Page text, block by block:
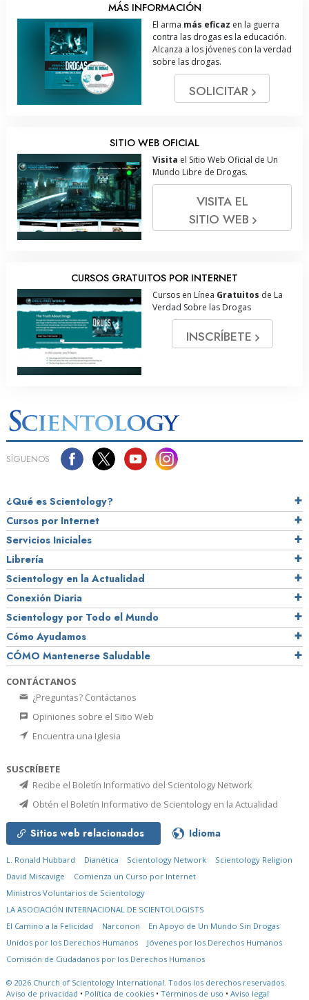
MÁS INFORMACIÓN
El arma más eficaz en la guerra
contra las drogas es la educación.
Alcanza a los jóvenes con la verdad
sobre las drogas.
SOLICITAR
SITIO WEB OFICIAL
Visita el Sitio Web Oficial de Un
Mundo Libre de Drogas.
VISITA EL
SITIO WEB
CURSOS GRATUITOS POR INTERNET
Cursos en Línea Gratuitos de La
Verdad Sobre las Drogas
INSCRÍBETE
SÍGUENOS
¿Qué es Scientology?
Cursos por Internet
Servicios Iniciales
Librería
Scientology en la Actualidad
Conexión Diaria
Scientology por Todo el Mundo
Cómo Ayudamos
CÓMO Mantenerse Saludable
CONTÁCTANOS
¿Preguntas? Contáctanos
Opiniones sobre el Sitio Web
Encuentra una Iglesia
SUSCRÍBETE
Recibe el Boletín Informativo del Scientology Network
Obtén el Boletín Informativo de Scientology en la Actualidad
Sitios web relacionados Idioma
L. Ronald Hubbard Dianética Scientology Network
Scientology Religion
David Miscavige
Comienza un Curso por Internet
Ministros Voluntarios de Scientology
LA ASOCIACIÓN INTERNACIONAL DE SCIENTOLOGISTS
El Camino a la Felicidad
Narconon
En Apoyo de Un Mundo Sin Drogas
Unidos por los Derechos Humanos
Jóvenes por los Derechos Humanos
Comisión de Ciudadanos por los Derechos Humanos
© 2026 Church of Scientology International. Todos los derechos reservados.
Aviso de privacidad • Política de cookies • Términos de uso • Aviso legal